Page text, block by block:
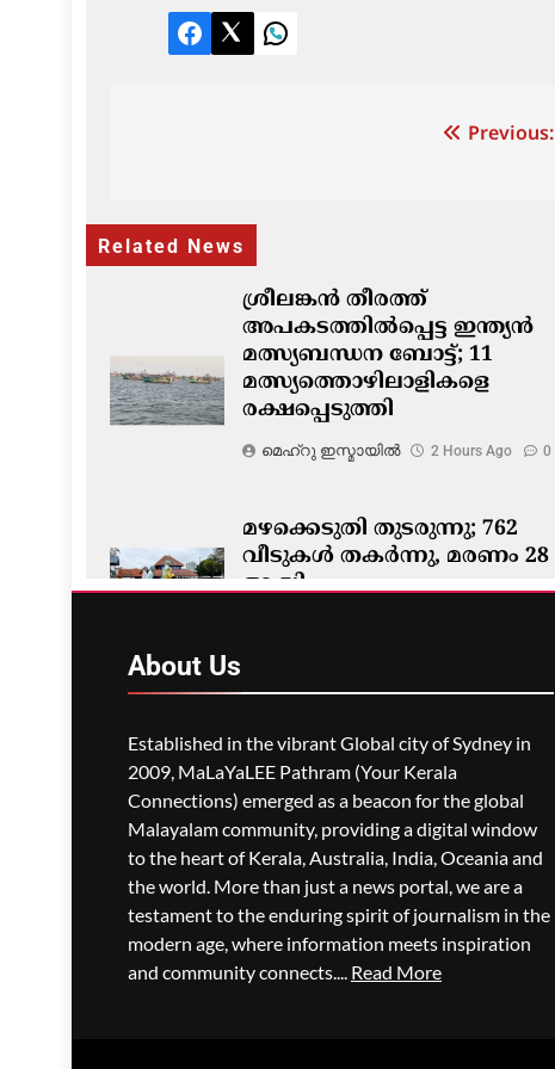
Facebook
TwitterLinkedIn
Previous:
Related News
ശ്രീലങ്കൻ തീരത്ത്
അപകടത്തിൽപ്പെട്ട ഇന്ത്യൻ
മത്സ്യബന്ധന ബോട്ട്; 11
മത്സ്യത്തൊഴിലാളികളെ
രക്ഷപ്പെടുത്തി
മെഹ്റു ഇസ്മായില്‍ 2 Hours Ago 0
മഴക്കെടുതി തുടരുന്നു; 762
വീടുകൾ തകർന്നു, മരണം 28
ആയി
About Us
Established in the vibrant Global city of Sydney in
2009, MaLaYaLEE Pathram (Your Kerala
Connections) emerged as a beacon for the global
Malayalam community, providing a digital window
to the heart of Kerala, Australia, India, Oceania and
the world. More than just a news portal, we are a
testament to the enduring spirit of journalism in the
modern age, where information meets inspiration
and community connects.... Read More